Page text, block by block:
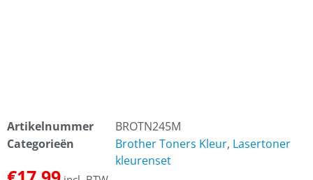
Artikelnummer
BROTN245M
Categorieën
Brother Toners Kleur, Lasertoner
kleurenset